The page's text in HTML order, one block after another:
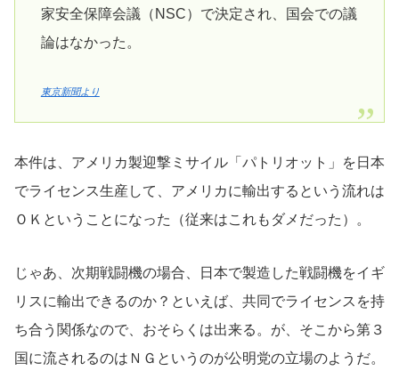
家安全保障会議（NSC）で決定され、国会での議
論はなかった。
東京新聞より
本件は、アメリカ製迎撃ミサイル「パトリオット」を日本
でライセンス生産して、アメリカに輸出するという流れは
ＯＫということになった（従来はこれもダメだった）。
じゃあ、次期戦闘機の場合、日本で製造した戦闘機をイギ
リスに輸出できるのか？といえば、共同でライセンスを持
ち合う関係なので、おそらくは出来る。が、そこから第３
国に流されるのはＮＧというのが公明党の立場のようだ。